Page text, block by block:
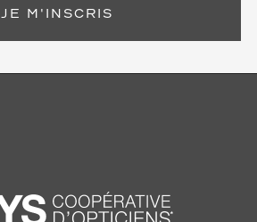
JE M'INSCRIS